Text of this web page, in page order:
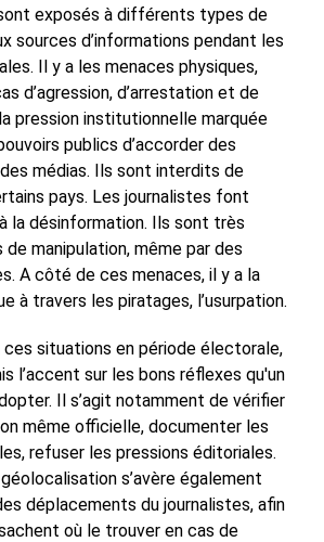
exposés à différents types de
sources d’informations pendant les
Il y a les menaces physiques,
d’agression, d’arrestation et de
pression institutionnelle marquée
publics d’accorder des
médias. Ils sont interdits de
pays. Les journalistes font
la désinformation. Ils sont très
manipulation, même par des
A côté de ces menaces, il y a la
à travers les piratages, l’usurpation.
situations en période électorale,
l’accent sur les bons réflexes qu'un
Il s’agit notamment de vérifier
même officielle, documenter les
refuser les pressions éditoriales.
s’avère également
déplacements du journalistes, afin
où le trouver en cas de